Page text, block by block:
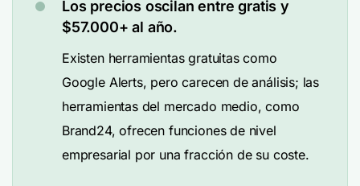
Los precios oscilan entre gratis y
$57.000+ al año.
Existen herramientas gratuitas como
Google Alerts, pero carecen de análisis; las
herramientas del mercado medio, como
Brand24, ofrecen funciones de nivel
empresarial por una fracción de su coste.